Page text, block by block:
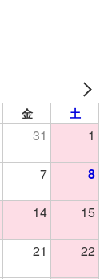
金 土
31 1
7 8
14 15
21 22